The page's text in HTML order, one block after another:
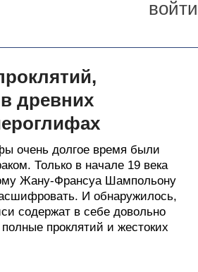
войти
древних
очень долгое время были
Только в начале 19 века
Жану-Франсуа Шампольону
И обнаружилось,
содержат в себе довольно
проклятий и жестоких